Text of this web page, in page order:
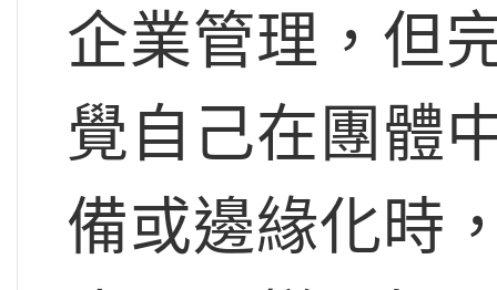
企業管理，但
覺自己在團體
備或邊緣化時